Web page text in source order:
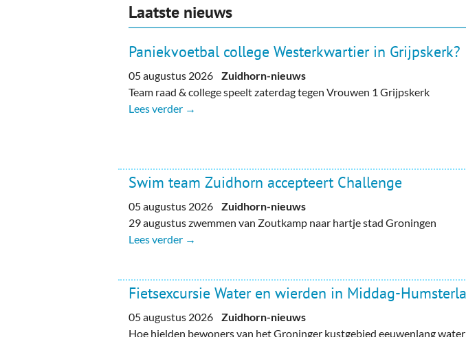
Laatste nieuws
Paniekvoetbal college Westerkwartier in Grijpskerk?
05 augustus 2026Zuidhorn-nieuws
Team raad & college speelt zaterdag tegen Vrouwen 1 Grijpskerk
Lees verder →
Swim team Zuidhorn accepteert Challenge
05 augustus 2026Zuidhorn-nieuws
29 augustus zwemmen van Zoutkamp naar hartje stad Groningen
Lees verder →
Fietsexcursie Water en wierden in Middag-
05 augustus 2026Zuidhorn-nieuws
Hoe hielden bewoners van het Groninger kustgebied eeuwenlang